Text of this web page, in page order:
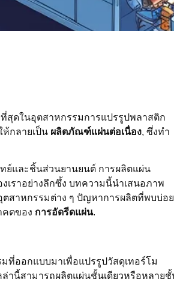
สุดในอุตสาหกรรมการแปรรูปพลาสติก
กลายเป็น ผลิตภัณฑ์แผ่นต่อเนื่อง, ซึ่งทำ
ย์และชิ้นส่วนยานยนต์ การผลิตแผ่น
เราอย่างลึกซึ้ง บทความนี้นำเสนอภาพ
ตสาหกรรมต่าง ๆ ปัญหาการผลิตที่พบบ่อย
คตของ การอัดรีดแผ่น.
ที่ออกแบบมาเพื่อแปรรูปวัสดุเทอร์โม
ล่านี้สามารถผลิตแผ่นชั้นเดียวหรือหลาย